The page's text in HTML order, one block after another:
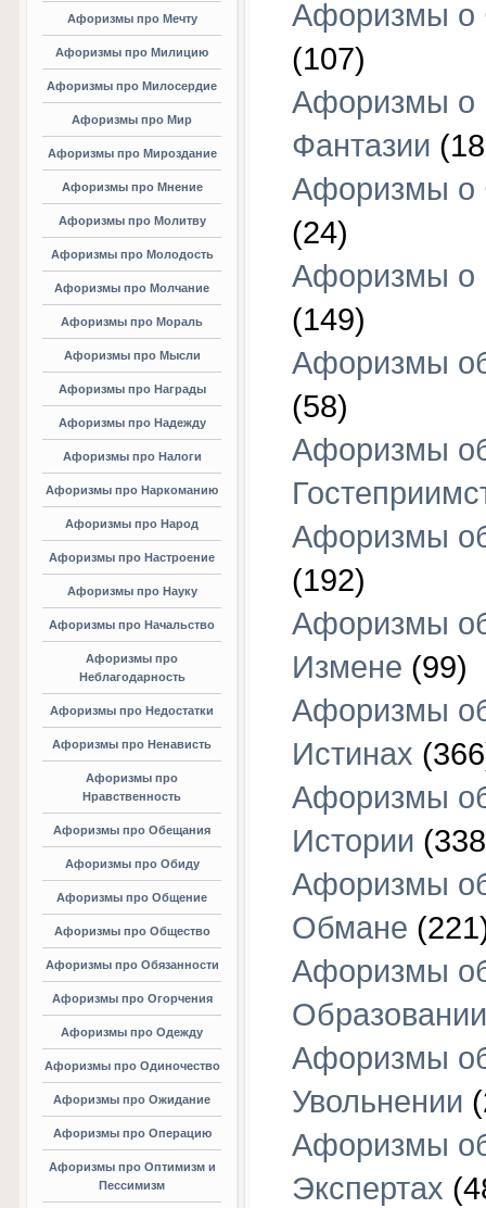
Афоризмы про Мечту
Афоризмы про Милицию
Афоризмы про Милосердие
Афоризмы про Мир
Афоризмы про Мироздание
Афоризмы про Мнение
Афоризмы про Молитву
Афоризмы про Молодость
Афоризмы про Молчание
Афоризмы про Мораль
Афоризмы про Мысли
Афоризмы про Награды
Афоризмы про Надежду
Афоризмы про Налоги
Афоризмы про Наркоманию
Афоризмы про Народ
Афоризмы про Настроение
Афоризмы про Науку
Афоризмы про Начальство
Афоризмы про
Неблагодарность
Афоризмы про Недостатки
Афоризмы про Ненависть
Афоризмы про
Нравственность
Афоризмы про Обещания
Афоризмы про Обиду
Афоризмы про Общение
Афоризмы про Общество
Афоризмы про Обязанности
Афоризмы про Огорчения
Афоризмы про Одежду
Афоризмы про Одиночество
Афоризмы про Ожидание
Афоризмы про Операцию
Афоризмы про Оптимизм и
Пессимизм
Афоризмы о
(107)
Афоризмы о
Фантазии
Афоризмы о
(24)
Афоризмы о
(149)
Афоризмы
(58)
Афоризмы
Афоризмы
(192)
Афоризмы
Измене (99)
Афоризмы
Истинах
Афоризмы
Истории
Афоризмы
Обмане
Афоризмы
Образовании
Афоризмы
Увольнении
Афоризмы
Экспертах